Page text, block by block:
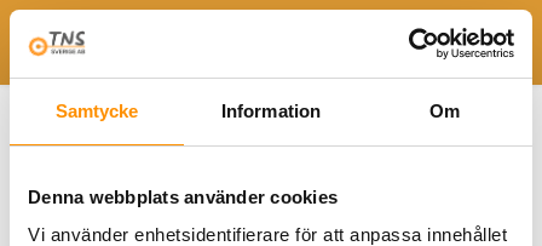
Samtycke Information Om
Denna webbplats använder cookies
Vi använder enhetsidentifierare för att anpassa innehållet
Avgasutsug brandstation Avgasmunstycke
MG magnetiskt avgasmunstycke PDS_MG_A4_SE
PDS_MG_A4_SE